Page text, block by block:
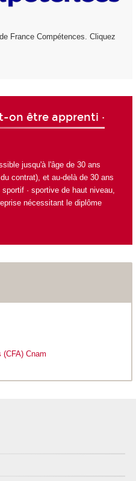
France Compétences. Cliquez
on être apprenti ·
jusqu'à l'âge de 30 ans
contrat), et au-delà de 30 ans
· sportive de haut niveau,
nécessitant le diplôme
(CFA) Cnam